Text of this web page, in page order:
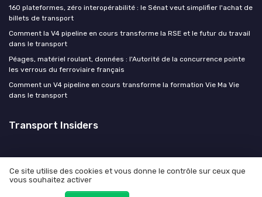
160 plateformes, zéro interopérabilité : le Sénat veut simplifier l'achat de
billets de transport
Comment la V4 pipeline en cours transforme la RSE et le futur du travail
dans le transport
Péages, matériel roulant, données : l'Autorité de la concurrence pointe
les verrous du ferroviaire français
Comment un V4 pipeline en cours transforme la formation Vie Ma Vie
dans le transport
Transport Insiders
Mentions légales
Ce site utilise des cookies et vous donne le contrôle sur ceux que
vous souhaitez activer